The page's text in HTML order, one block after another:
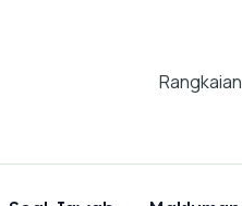
Rangkaian